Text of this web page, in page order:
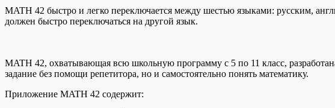
MATH 42 быстро и легко переключается между шестью языками: русским,
должен быстро переключаться на другой язык.
MATH 42, охватывающая всю школьную программу с 5 по 11 класс,
задание без помощи репетитора, но и самостоятельно понять математику.
Приложение MATH 42 содержит: